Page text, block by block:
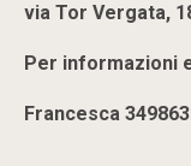
via Tor Vergata,
Per informazioni
Francesca